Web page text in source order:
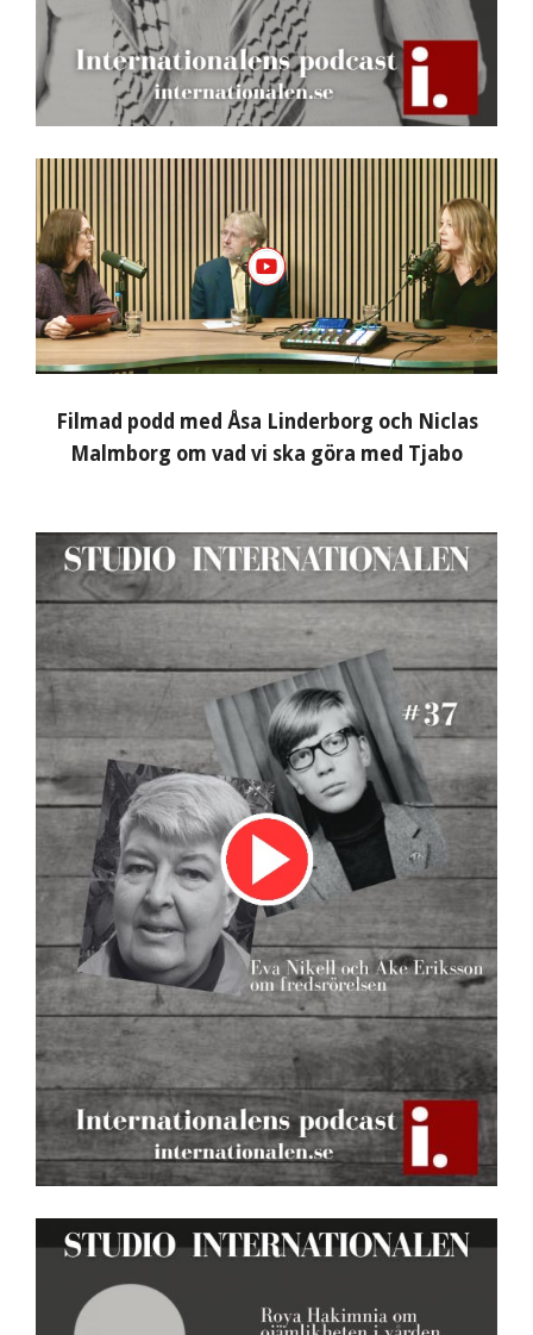
Filmad podd med Åsa Linderborg och Niclas
Malmborg om vad vi ska göra med Tjabo